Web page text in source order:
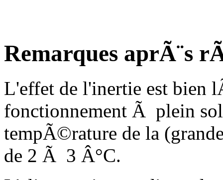
Remarques aprÃ¨s
L'effet de l'inertie est bien
fonctionnement Ã plein
tempÃ©rature de la
de 2 Ã 3 Â°C.